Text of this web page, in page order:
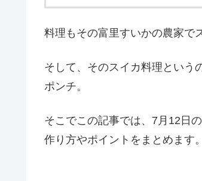
料理もその富里すいかの農家で
そして、そのスイカ料理という
ポンチ。
そこでこの記事では、7月12日
作り方やポイントをまとめます。